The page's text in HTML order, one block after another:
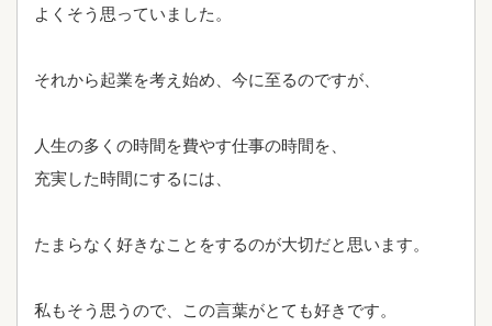
よくそう思っていました。
それから起業を考え始め、今に至るのですが、
人生の多くの時間を費やす仕事の時間を、
充実した時間にするには、
たまらなく好きなことをするのが大切だと思います。
私もそう思うので、この言葉がとても好きです。